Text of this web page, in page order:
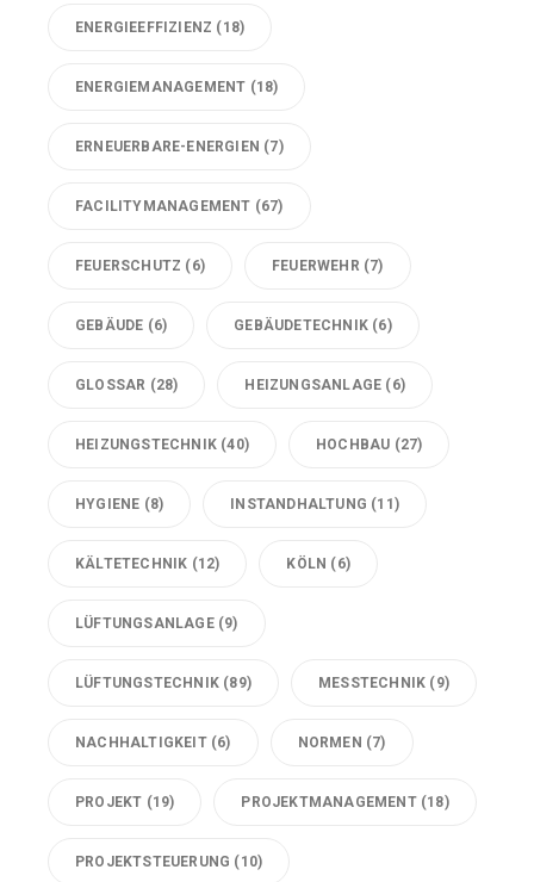
ENERGIEEFFIZIENZ (18)
ENERGIEMANAGEMENT (18)
ERNEUERBARE-ENERGIEN (7)
FACILITYMANAGEMENT (67)
FEUERSCHUTZ (6) FEUERWEHR (7)
GEBÄUDE (6) GEBÄUDETECHNIK (6)
GLOSSAR (28) HEIZUNGSANLAGE (6)
HEIZUNGSTECHNIK (40) HOCHBAU (27)
HYGIENE (8) INSTANDHALTUNG (11)
KÄLTETECHNIK (12) KÖLN (6)
LÜFTUNGSANLAGE(9)
LÜFTUNGSTECHNIK (89) MESSTECHNIK (9)
NACHHALTIGKEIT(6) NORMEN (7)
PROJEKT (19) PROJEKTMANAGEMENT(18)
PROJEKTSTEUERUNG (10)